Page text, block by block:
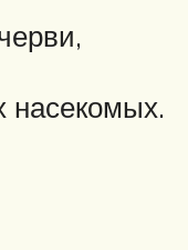
насекомых.